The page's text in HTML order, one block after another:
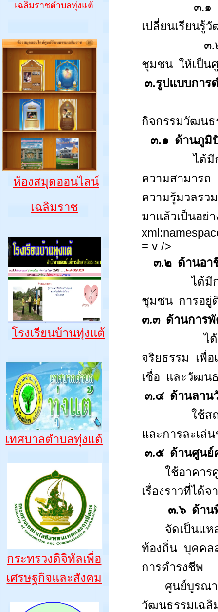
เฉลิมราชตำบลทุ่งแต้
ห้องสมุดออนไลน์
เฉลิมราช
โรงเรียนบ้านทุ่งแต้
เทศบาลตำบลทุ่งแต้
กระทรวงดิจิทัลเพื่อ
เศรษฐกิจและสังคม
๓.๑
เปลี่ยนเรียนรู้
๓.
ชุมชน ให้เป็น
๓.รูปแบบการ
กิจกรรมวัฒน
๓.๑ ด้านภูมิ
ได้มี
ความสามาร
ความรู้มวลรว
มาแล้วเป็นอย่
= v />
๓.๒ ด้านอา
ได้มี
ชุมชน การอยู่
๓.๓ ด้านการ
ไ
จริยธรรม
เพื่
เชื่อ และวัฒน
๓.๔ ด้านลาน
ใช้ส
และการละเล่
๓.๕ ด้านศูนย์
ใช้อาคา
เรื่องราวที่ได้
๓.๖ ด้า
จัดเป็นแห
ท้องถิ่น บุคคล
การดำรงชีพ
ศูนย์บูรณ
วัฒนธรรมเฉ